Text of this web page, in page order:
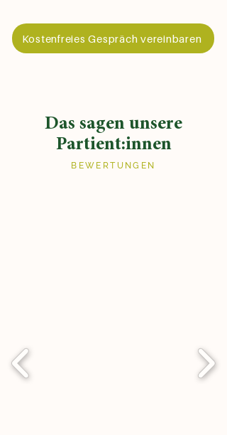
Kostenfreies Gespräch vereinbaren
Das sagen unsere
Partient:innen
BEWERTUNGEN